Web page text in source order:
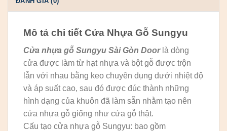
Mô tả chi tiết Cửa Nhựa Gỗ Sungyu
Cửa nhựa gỗ Sungyu Sài Gòn Doorlà dòng
cửa được làm từ hạt nhựa và bột gỗ được trộn
lẫn với nhau bằng keo chuyên dụng dưới nhiệt độ
và áp suất cao, sau đó được đúc thành những
hình dạng của khuôn đã làm sẵn nhằm tạo nên
cửa nhựa gỗ giống như cửa gỗ thật.
Cấu tạo cửa nhựa gỗ Sungyu: bao gồm